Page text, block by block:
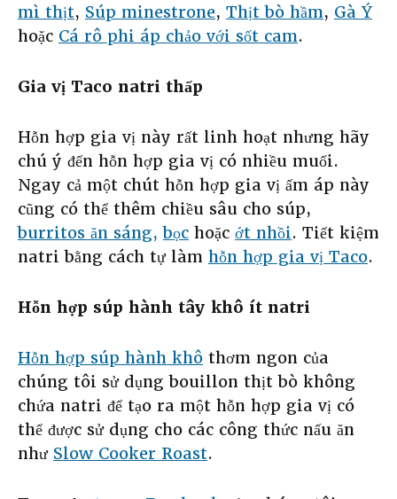
mì thịt, Súp minestrone, Thịt bò hầm, Gà Ý
hoặc Cá rô phi áp chảo với sốt cam.
Gia vị Taco natri thấp
Hỗn hợp gia vị này rất linh hoạt nhưng hãy
chú ý đến hỗn hợp gia vị có nhiều muối.
Ngay cả một chút hỗn hợp gia vị ấm áp này
cũng có thể thêm chiều sâu cho súp,
burritos ăn sáng, bọc hoặc ớt nhồi. Tiết kiệm
natri bằng cách tự làm hỗn hợp gia vị Taco.
Hỗn hợp súp hành tây khô ít natri
Hỗn hợp súp hành khô thơm ngon của
chúng tôi sử dụng bouillon thịt bò không
chứa natri để tạo ra một hỗn hợp gia vị có
thể được sử dụng cho các công thức nấu ăn
như Slow Cooker Roast.